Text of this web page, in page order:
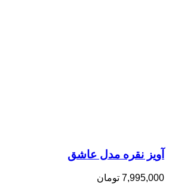
آویز نقره مدل عاشق
7,995,000 تومان